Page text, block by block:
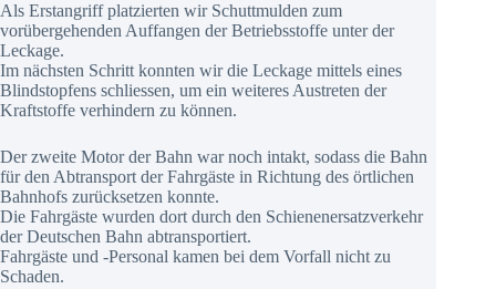
Als Erstangriff platzierten wir Schuttmulden zum
vorübergehenden Auffangen der Betriebsstoffe unter der
Leckage.
Im nächsten Schritt konnten wir die Leckage mittels eines
Blindstopfens schliessen, um ein weiteres Austreten der
Kraftstoffe verhindern zu können.
Der zweite Motor der Bahn war noch intakt, sodass die Bahn
für den Abtransport der Fahrgäste in Richtung des örtlichen
Bahnhofs zurücksetzen konnte.
Die Fahrgäste wurden dort durch den Schienenersatzverkehr
der Deutschen Bahn abtransportiert.
Fahrgäste und -Personal kamen bei dem Vorfall nicht zu
Schaden.